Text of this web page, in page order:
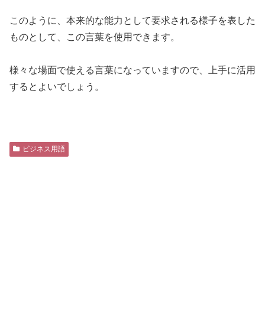
このように、本来的な能力として要求される様子を表した
ものとして、この言葉を使用できます。
様々な場面で使える言葉になっていますので、上手に活用
するとよいでしょう。
ビジネス用語